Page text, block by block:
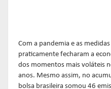
publicações
NOTÍCIAS
CONSOLIDADO DIÁRIO DE
FUNDOS
estatísticas
MACROECONÔMICO
documentos
NOTÍCIAS
HABILITAÇÃO DE
ADMINISTRADORES
códigos
Com a pandemia e as
praticamente fecharam a
dos momentos mais voláteis
anos. Mesmo assim, no
bolsa brasileira somou 46